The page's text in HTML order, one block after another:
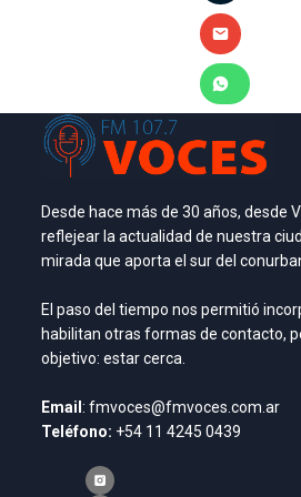
Desde hace más de 30 años, desde
reflejear la actualidad de nuestra
mirada que aporta el sur del
El paso del tiempo nos permitió
habilitan otras formas de contacto,
objetivo: estar cerca.
Email: fmvoces@fmvoces.com.ar
Teléfono: +54 11 4245 0439